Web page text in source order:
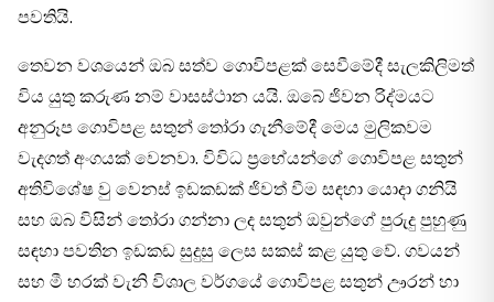
පවතියි.
තෙවන වශයෙන් ඔබ සත්ව ගොවිපළක් සෙවීමේදී සැලකිලිමත්
විය යුතු කරුණ නම් වාසස්ථාන යයි. ඔබේ ජිවන රිද්මයට
අනුරූප ගොවිපළ සතුන් තෝරා ගැනීමේදී මෙය මුලිකවම
වැදගත් අංගයක් වෙනවා. විවිධ ප‍්‍රභේයන්ගේ ගොවිපළ සතුන්
අතිවිශේෂ වු වෙනස් ඉඩකඩක් ජිවත් වීම සඳහා යොදා ගනියි
සහ ඔබ විසින් තෝරා ගන්නා ලද සතුන් ඔවුන්ගේ පුරුදු පුහුණු
සඳහා පවතින ඉඩකඩ සුදුසු ලෙස සකස් කළ යුතු වේ. ගවයන්
සහ මී හරක් වැනි විශාල වර්ගයේ ගොවිපළ සතුන් ඌරන් හා